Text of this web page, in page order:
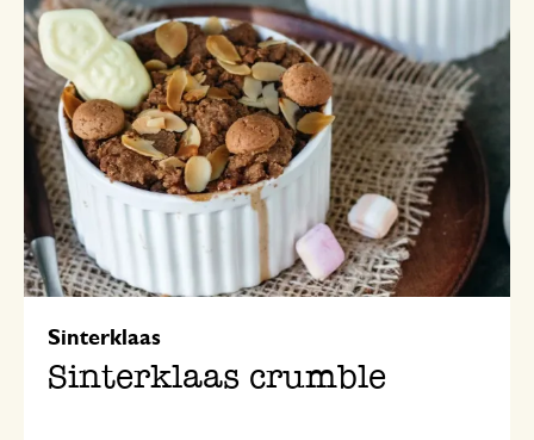
Sinterklaas
Sinterklaas crumble